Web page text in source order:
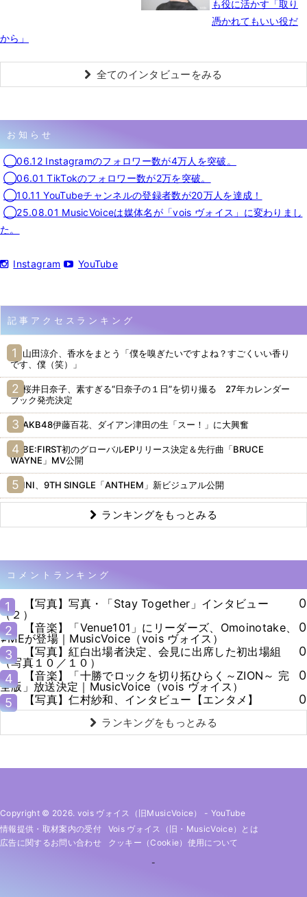
も役に活かす「取り
憑かれてもいい役だ
から」
全てのインタビューをみる
お知らせ
◯06.12 Instagramのフォロワー数が4万人を突破。
◯06.01 TikTokのフォロワー数が2万を突破。
◯10.11 YouTubeチャンネルの登録者数が20万人を達成！
◯25.08.01 MusicVoiceは媒体名が「vois ヴォイス」に変わりまし
た。
Instagram YouTube
記事アクセスランキング
山田涼介、香水をまとう「僕を嗅ぎたいですよね？すごくいい香り
です、僕（笑）」
桜井日奈子、素すぎる“日奈子の１日”を切り撮る 27年カレンダー
ブック発売決定
AKB48伊藤百花、ダイアン津田の生「スー！」に大興奮
BE:FIRST初のグローバルEPリリース決定＆先行曲「BRUCE
WAYNE」MV公開
INI、9TH SINGLE「ANTHEM」新ビジュアル公開
ランキングをもっとみる
コメントランキング
1
【写真】写真・「Stay Together」インタビュー
（２）
0
2
【音楽】「Venue101」にリーダーズ、Omoinotake、
≠MEが登場｜MusicVoice（vois ヴォイス）
0
3
【写真】紅白出場者決定、会見に出席した初出場組
（写真１０／１０）
0
4
【音楽】「十勝でロックを切り拓ひらく～ZION～ 完
全版」放送決定｜MusicVoice（vois ヴォイス）
0
5
【写真】仁村紗和、インタビュー【エンタメ】 0
ランキングをもっとみる
Copyright © 2026. vois ヴォイス（旧MusicVoice） - YouTube
情報提供・取材案内の受付
Vois ヴォイス（旧・MusicVoice）とは
広告に関するお問い合わせ
クッキー（cookie）使用について
-